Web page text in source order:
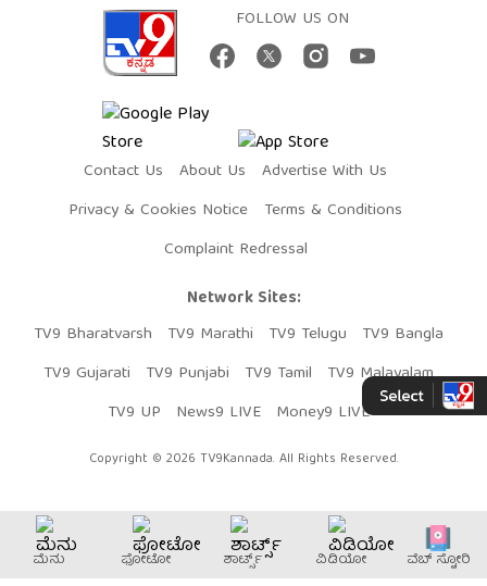
FOLLOW US ON
Contact Us About Us
Advertise With Us
Privacy & Cookies Notice
Terms & Conditions
Complaint Redressal
Network Sites:
TV9 Bharatvarsh
TV9 Marathi TV9 Telugu
TV9 Bangla
TV9 Gujarati
TV9 Punjabi TV9 Tamil
TV9 Malayalam
TV9 UP
News9 LIVE Money9 LIVE
Copyright © 2026 TV9Kannada. All Rights Reserved.
ಮೆನು ಫೋಟೋ ಶಾರ್ಟ್ಸ್ ವಿಡಿಯೋ ವೆಬ್​ ಸ್ಟೋರಿ